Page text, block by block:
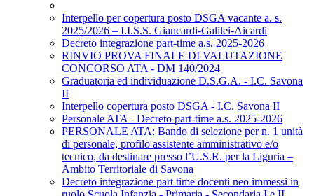
Interpello per copertura posto DSGA vacante a. s.
2025/2026 – I.I.S.S. Giancardi-Galilei-Aicardi
Decreto integrazione part-time a.s. 2025-2026
RINVIO PROVA FINALE DI VALUTAZIONE
CONCORSO ATA - DM 140/2024
Graduatoria ed individuazione D.S.G.A. - I.C. Savona
II
Interpello copertura posto DSGA - I.C. Savona II
Personale ATA - Decreto part-time a.s. 2025-2026
PERSONALE ATA: Bando di selezione per n. 1 unità
di personale, profilo assistente amministrativo e/o
tecnico, da destinare presso l’U.S.R. per la Liguria –
Ambito Territoriale di Savona
Decreto integrazione part time docenti neo immessi in